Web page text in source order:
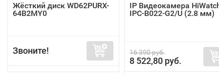
Жёсткий диск WD62PURX-
64B2MY0
Звоните!
IP Видеокамера
IPC-B022-G2/U (2.8 мм)
16 390 руб.
8 522,80 руб.